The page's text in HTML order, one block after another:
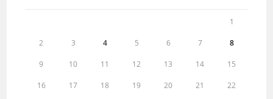
1
2 3 4 5 6 7 8
9 10 11 12 13 14 15
16 17 18 19 20 21 22